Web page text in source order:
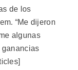
de los
“Me dijeron
algunas
ganancias